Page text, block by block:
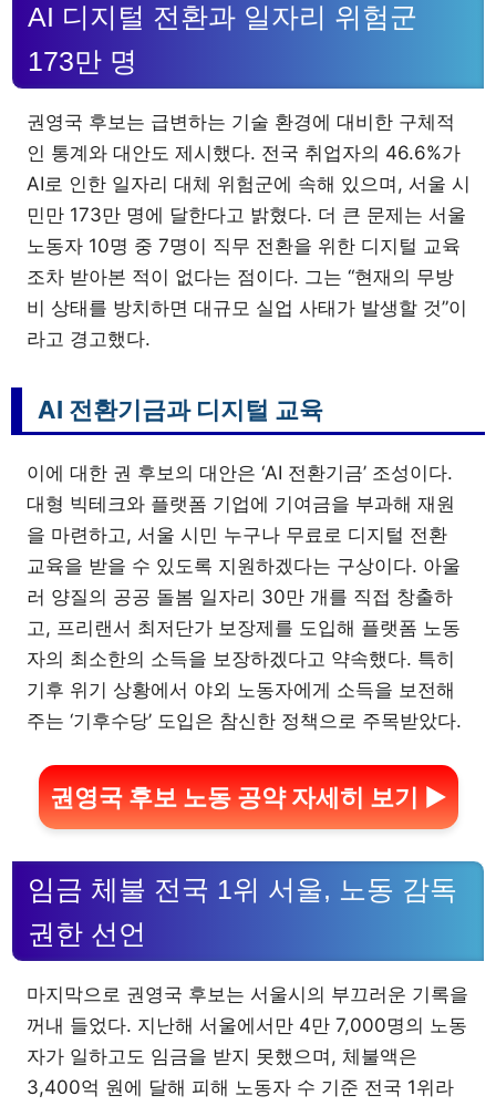
AI 디지털 전환과 일자리 위험군
173만 명
권영국 후보는 급변하는 기술 환경에 대비한 구체적
인 통계와 대안도 제시했다. 전국 취업자의 46.6%가
AI로 인한 일자리 대체 위험군에 속해 있으며, 서울 시
민만 173만 명에 달한다고 밝혔다. 더 큰 문제는 서울
노동자 10명 중 7명이 직무 전환을 위한 디지털 교육
조차 받아본 적이 없다는 점이다. 그는 “현재의 무방
비 상태를 방치하면 대규모 실업 사태가 발생할 것”이
라고 경고했다.
AI 전환기금과 디지털 교육
이에 대한 권 후보의 대안은 ‘AI 전환기금’ 조성이다.
대형 빅테크와 플랫폼 기업에 기여금을 부과해 재원
을 마련하고, 서울 시민 누구나 무료로 디지털 전환
교육을 받을 수 있도록 지원하겠다는 구상이다. 아울
러 양질의 공공 돌봄 일자리 30만 개를 직접 창출하
고, 프리랜서 최저단가 보장제를 도입해 플랫폼 노동
자의 최소한의 소득을 보장하겠다고 약속했다. 특히
기후 위기 상황에서 야외 노동자에게 소득을 보전해
주는 ‘기후수당’ 도입은 참신한 정책으로 주목받았다.
권영국 후보 노동 공약 자세히 보기 ▶
임금 체불 전국 1위 서울, 노동 감독
권한 선언
마지막으로 권영국 후보는 서울시의 부끄러운 기록을
꺼내 들었다. 지난해 서울에서만 4만 7,000명의 노동
자가 일하고도 임금을 받지 못했으며, 체불액은
3,400억 원에 달해 피해 노동자 수 기준 전국 1위라